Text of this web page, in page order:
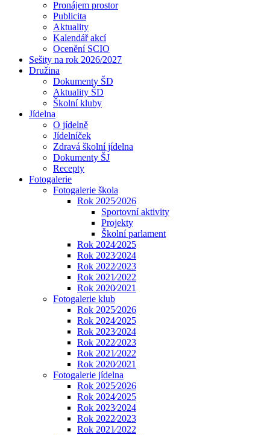
Pronájem prostor
Publicita
Aktuality
Kalendář akcí
Ocenění SCIO
Sešity na rok 2026/2027
Družina
Dokumenty ŠD
Aktuality ŠD
Školní kluby
Jídelna
O jídelně
Jídelníček
Zdravá školní jídelna
Dokumenty ŠJ
Recepty
Fotogalerie
Fotogalerie škola
Rok 2025⁄2026
Sportovní aktivity
Projekty
Školní parlament
Rok 2024⁄2025
Rok 2023⁄2024
Rok 2022⁄2023
Rok 2021⁄2022
Rok 2020⁄2021
Fotogalerie klub
Rok 2025⁄2026
Rok 2024⁄2025
Rok 2023⁄2024
Rok 2022⁄2023
Rok 2021⁄2022
Rok 2020⁄2021
Fotogalerie jídelna
Rok 2025⁄2026
Rok 2024⁄2025
Rok 2023⁄2024
Rok 2022⁄2023
Rok 2021⁄2022